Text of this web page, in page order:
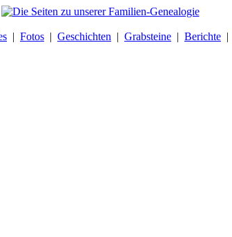
| Fotos | Geschichten | Grabsteine | Berichte |